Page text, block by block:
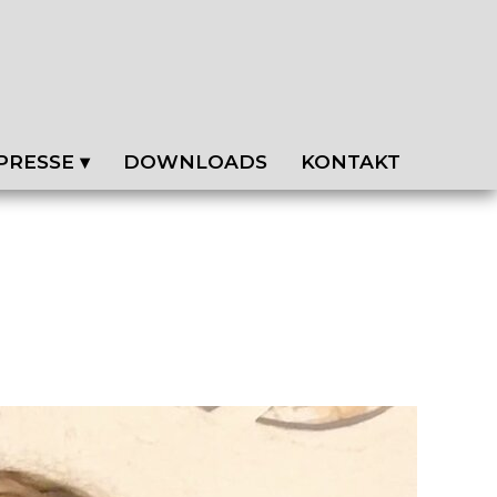
▾ DOWNLOADS KONTAKT